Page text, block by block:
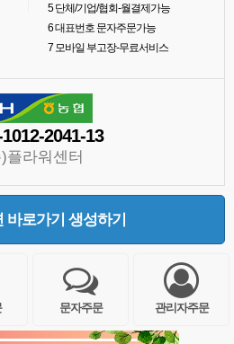
5단체/기업/협회-월결제가능
6대표번호 문자주문가능
7모바일 부고장-무료서비스
2041-13
플라워센터
바로가기 생성하기
문자주문 관리자주문